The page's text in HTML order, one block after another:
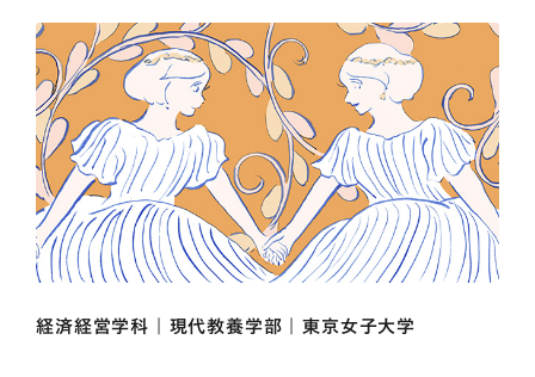
経済経営学科 | 現代教養学部 | 東京女子大学